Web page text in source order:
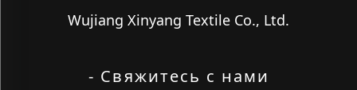
Wujiang Xinyang Textile Co., Ltd.
- Свяжитесь с нами